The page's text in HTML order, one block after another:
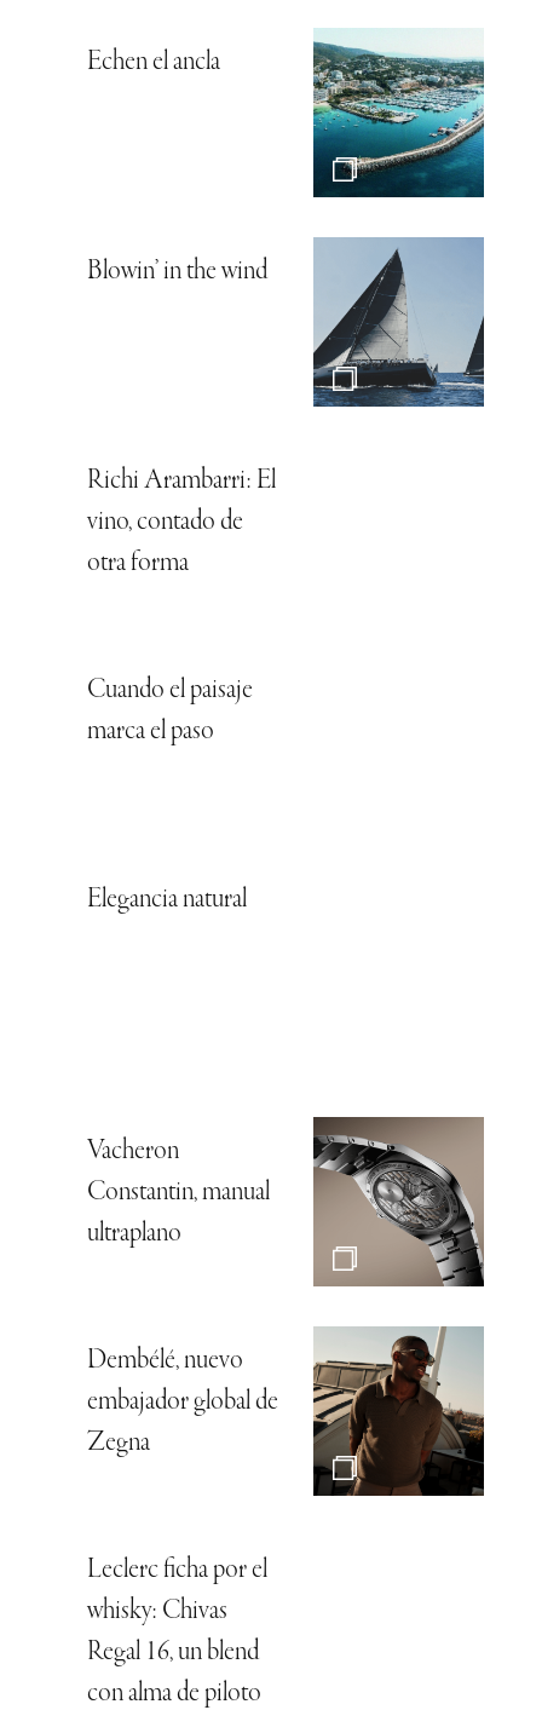
Echen el ancla
Blowin’ in the wind
Richi Arambarri: El
vino, contado de
otra forma
Cuando el paisaje
marca el paso
Elegancia natural
Vacheron
Constantin, manual
ultraplano
Dembélé, nuevo
embajador global de
Zegna
Leclerc ficha por el
whisky: Chivas
Regal 16, un blend
con alma de piloto